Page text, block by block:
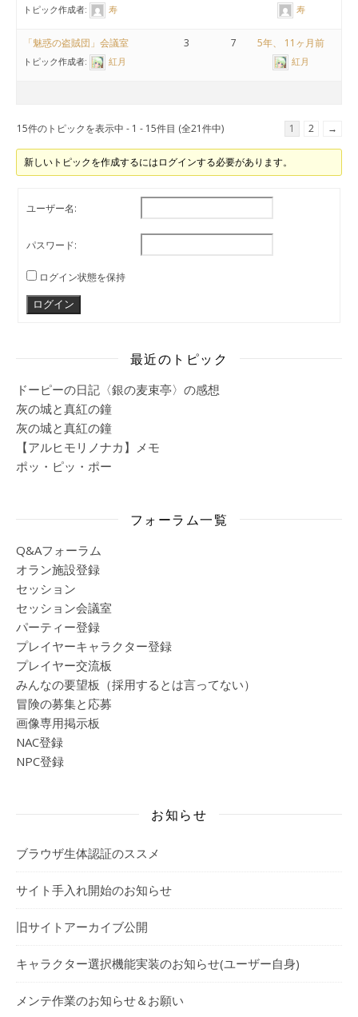
トピック作成者: 寿 寿
「魅惑の盗賊団」会議室
トピック作成者: 紅月
3 7 5年、 11ヶ月前
紅月
15件のトピックを表示中 - 1 - 15件目 (全21件中) 1 2 →
新しいトピックを作成するにはログインする必要があります。
ユーザー名:
パスワード:
ログイン状態を保持
ログイン
最近のトピック
ドーピーの日記〈銀の麦束亭〉の感想
灰の城と真紅の鐘
灰の城と真紅の鐘
【アルヒモリノナカ】メモ
ポッ・ピッ・ポー
フォーラム一覧
Q&Aフォーラム
オラン施設登録
セッション
セッション会議室
パーティー登録
プレイヤーキャラクター登録
プレイヤー交流板
みんなの要望板（採用するとは言ってない）
冒険の募集と応募
画像専用掲示板
NAC登録
NPC登録
お知らせ
ブラウザ生体認証のススメ
サイト手入れ開始のお知らせ
旧サイトアーカイブ公開
キャラクター選択機能実装のお知らせ(ユーザー自身)
メンテ作業のお知らせ＆お願い